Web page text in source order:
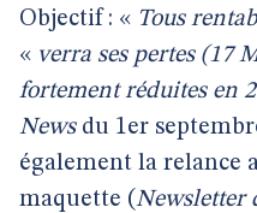
Objectif : « Tous
« verra ses pertes (17
fortement réduites en
Newsdu 1er
également la relance
maquette (Newsletter